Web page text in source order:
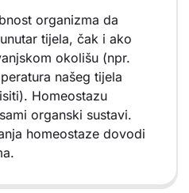
organizma da
tijela, čak i ako
okolišu (npr.
našeg tijela
Homeostazu
organski sustavi.
homeostaze dovodi